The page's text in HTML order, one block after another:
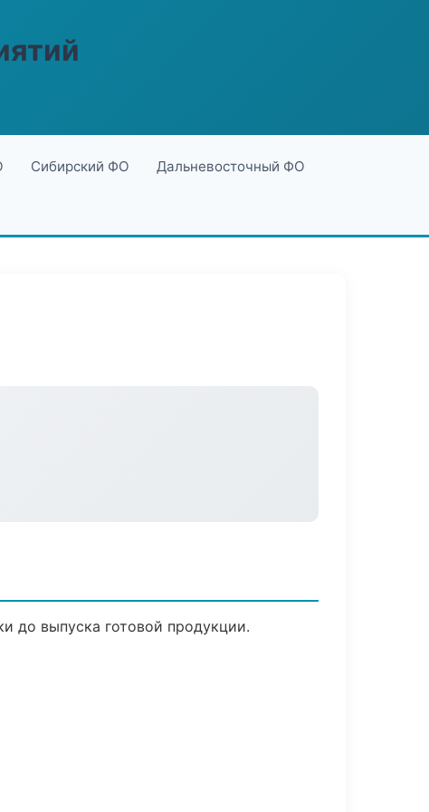
Сибирский ФО Дальневосточный ФО
до выпуска готовой продукции.